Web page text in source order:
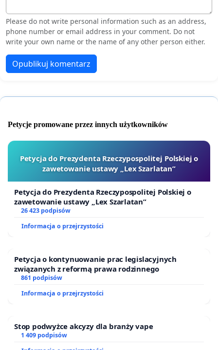
Please do not write personal information such as an address,
phone number or email address in your comment. Do not
write your own name or the name of any other person either.
Opublikuj komentarz
Petycje promowane przez innych użytkowników
Petycja do Prezydenta Rzeczypospolitej Polskiej o
zawetowanie ustawy „Lex Szarlatan”
Petycja do Prezydenta Rzeczypospolitej Polskiej o
zawetowanie ustawy „Lex Szarlatan”
26 423 podpisów
Informacja o przejrzystości
Petycja o kontynuowanie prac legislacyjnych
związanych z reformą prawa rodzinnego
861 podpisów
Informacja o przejrzystości
Stop podwyżce akcyzy dla branży vape
1 409 podpisów